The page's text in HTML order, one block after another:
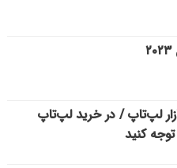
لپ‌تاپ / در خرید لپ‌تاپ
کنید